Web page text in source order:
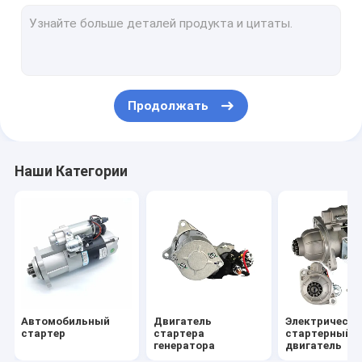
Продолжать
Наши Категории
Автомобильный
стартер
Двигатель
стартера
генератора
стартерный
двигатель